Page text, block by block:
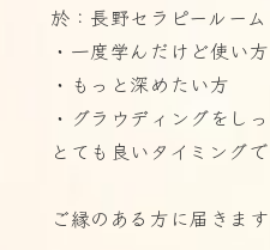
於：長野セラピールーム
・一度学んだけど使い
・もっと深めたい方
・グラウディングをし
とても良いタイミング
ご縁のある方に届きま